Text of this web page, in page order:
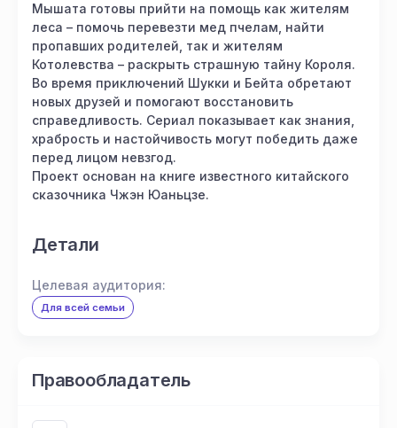
Мышата готовы прийти на помощь как жителям
леса – помочь перевезти мед пчелам, найти
пропавших родителей, так и жителям
Котолевства – раскрыть страшную тайну Короля.
Во время приключений Шукки и Бейта обретают
новых друзей и помогают восстановить
справедливость. Сериал показывает как знания,
храбрость и настойчивость могут победить даже
перед лицом невзгод.
Проект основан на книге известного китайского
сказочника Чжэн Юаньцзе.
Детали
Целевая аудитория:
Для всей семьи
Правообладатель